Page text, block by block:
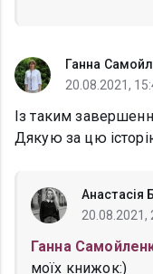
Ганна
20.08.2021,
Із таким
Дякую за цю
Анастасія
20.08.2021,
Ганна
моїх книжок:)